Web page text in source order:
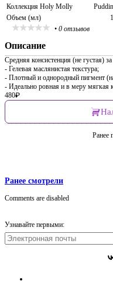
Коллекция Holy Molly
Объем (мл)
• 0 отзывов
Описание
Средняя консистенция (не густая)
- Гелевая маслянистая текстура;
- Плотный и однородный пигмент
- Идеально ровная и в меру мягкая
480₽
Ранее
Ранее смотрели
Comments are disabled
Узнавайте первыми: